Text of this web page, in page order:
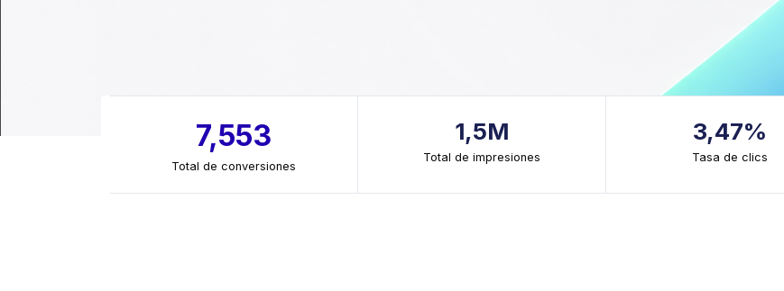
7,553
Total de conversiones
1,5M
Total de impresiones
3,47%
Tasa de clics